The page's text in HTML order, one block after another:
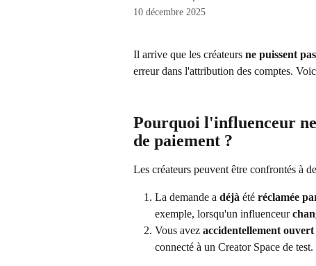
10 décembre 2025
Il arrive que les créateurs ne puissent
erreur dans l'attribution des comptes.
Pourquoi l'influenceur
de paiement ?
Les créateurs peuvent être confrontés à
La demande a déjà été réclamée
exemple, lorsqu'un influenceur
Vous avez accidentellement
connecté à un Creator Space de test.